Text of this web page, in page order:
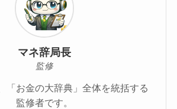
マネ辞局長
監修
「お金の大辞典」全体を統括する
監修者です。